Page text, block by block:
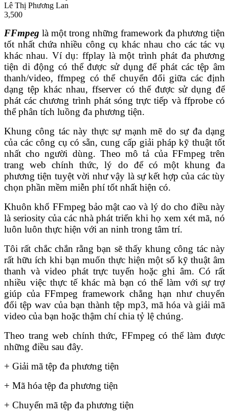
Lê Thị Phương Lan
3,500
FFmpeg là một trong những framework đa phương tiện
tốt nhất chứa nhiều công cụ khác nhau cho các tác vụ
khác nhau. Ví dụ: ffplay là một trình phát đa phương
tiện di động có thể được sử dụng để phát các tệp âm
thanh/video, ffmpeg có thể chuyển đổi giữa các định
dạng tệp khác nhau, ffserver có thể được sử dụng để
phát các chương trình phát sóng trực tiếp và ffprobe có
thể phân tích luồng đa phương tiện.
Khung công tác này thực sự mạnh mẽ do sự đa dạng
của các công cụ có sẵn, cung cấp giải pháp kỹ thuật tốt
nhất cho người dùng. Theo mô tả của FFmpeg trên
trang web chính thức, lý do để có một khung đa
phương tiện tuyệt vời như vậy là sự kết hợp của các tùy
chọn phần mềm miễn phí tốt nhất hiện có.
Khuôn khổ FFmpeg bảo mật cao và lý do cho điều này
là seriosity của các nhà phát triển khi họ xem xét mã, nó
luôn luôn thực hiện với an ninh trong tâm trí.
Tôi rất chắc chắn rằng bạn sẽ thấy khung công tác này
rất hữu ích khi bạn muốn thực hiện một số kỹ thuật âm
thanh và video phát trực tuyến hoặc ghi âm. Có rất
nhiều việc thực tế khác mà bạn có thể làm với sự trợ
giúp của FFmpeg framework chẳng hạn như chuyển
đổi tệp wav của bạn thành tệp mp3, mã hóa và giải mã
video của bạn hoặc thậm chí chia tỷ lệ chúng.
Theo trang web chính thức, FFmpeg có thể làm được
những điều sau đây.
+ Giải mã tệp đa phương tiện
+ Mã hóa tệp đa phương tiện
+ Chuyển mã tệp đa phương tiện